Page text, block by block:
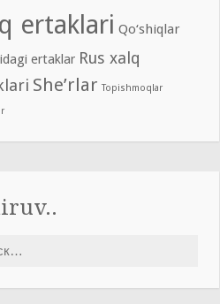
ertaklari Qo‘shiqlar
ertaklar Rus xalq
She’rlar Topishmoqlar